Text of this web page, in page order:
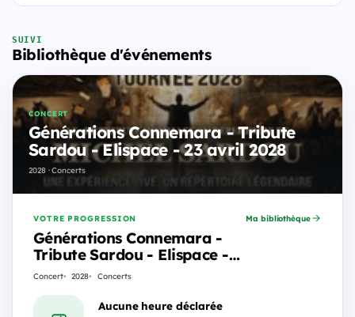
SUIVI
Bibliothèque d'événements
CONCERT
Générations Connemara - Tribute
Sardou - Elispace - 23 avril 2028
2028 · Concerts
VOTRE PROGRESSION
Générations Connemara -
Tribute Sardou - Elispace -
23 avril 2028
Concert 2028 Concerts
Ma bibliothèque
Aucune heure déclarée